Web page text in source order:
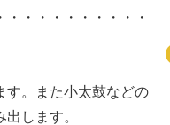
・・・・・・・・・
す。また小太鼓などの
します。